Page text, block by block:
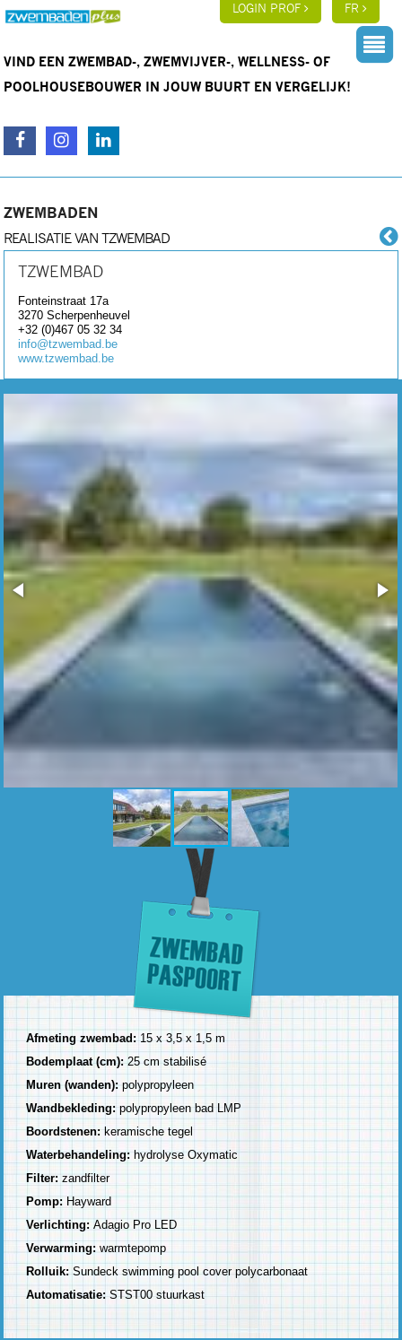
LOGIN PROF FR
VIND EEN ZWEMBAD-, ZWEMVIJVER-, WELLNESS- OF
POOLHOUSEBOUWER IN JOUW BUURT EN VERGELIJK!
ZWEMBADEN
REALISATIE VAN TZWEMBAD
TZWEMBAD
Fonteinstraat 17a
3270Scherpenheuvel
+32 (0)467 05 32 34
info@tzwembad.be
www.tzwembad.be
Afmeting zwembad:15 x 3,5 x 1,5 m
Bodemplaat (cm):25 cm stabilisé
Muren (wanden): polypropyleen
Wandbekleding:polypropyleen bad LMP
Boordstenen: keramische tegel
Waterbehandeling: hydrolyse Oxymatic
Filter:zandfilter
Pomp: Hayward
Verlichting:Adagio Pro LED
Verwarming:warmtepomp
Rolluik:Sundeck swimming pool cover polycarbonaat
Automatisatie:STST00 stuurkast